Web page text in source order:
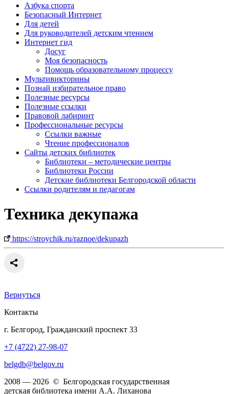
Азбука спорта
Безопасный Интернет
Для детей
Для руководителей детским чтением
Интернет гид
Досуг
Моя безопасность
Помощь образовательному процессу
Мультивикторины
Познай избирательное право
Полезные ресурсы
Полезные ссылки
Правовой лабиринт
Профессиональные ресурсы
Ссылки важные
Чтение профессионалов
Сайты детских библиотек
Библиотеки – методические центры
Библиотеки России
Детские библиотеки Белгородской области
Ссылки родителям и педагогам
Техника декупажа
https://stroychik.ru/raznoe/dekupazh
Вернуться
Контакты
г. Белгород, Гражданский проспект 33
+7 (4722) 27-98-07
belgdb@belgov.ru
2008 — 2026 © Белгородская государственная
детская библиотека имени А.А. Лиханова